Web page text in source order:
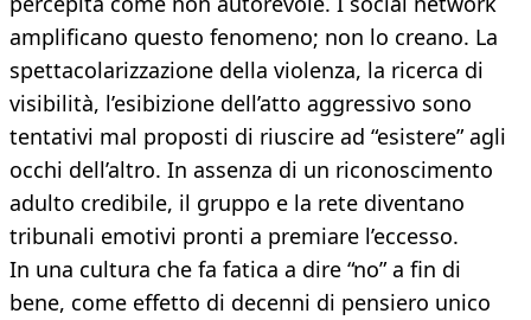
amplificano questo fenomeno; non lo creano. La
spettacolarizzazione della violenza, la ricerca di
visibilità, l’esibizione dell’atto aggressivo sono
tentativi mal proposti di riuscire ad “esistere” agli
occhi dell’altro. In assenza di un riconoscimento
adulto credibile, il gruppo e la rete diventano
tribunali emotivi pronti a premiare l’eccesso.
In una cultura che fa fatica a dire “no” a fin di
bene, come effetto di decenni di pensiero unico